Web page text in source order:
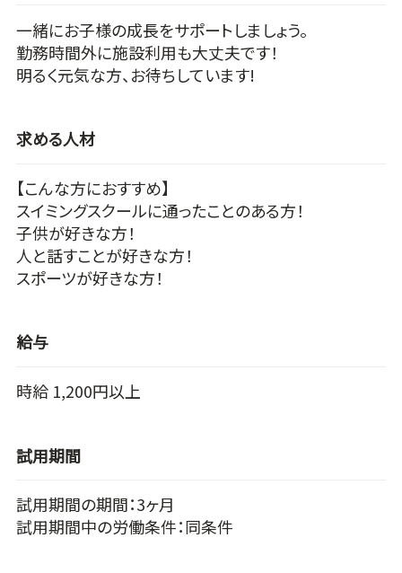
一緒にお子様の成長をサポートしましょう。
勤務時間外に施設利用も大丈夫です！
明るく元気な方、お待ちしています!
求める人材
【こんな方におすすめ】
スイミングスクールに通ったことのある方！
子供が好きな方！
人と話すことが好きな方！
スポーツが好きな方！
給与
時給 1,200円以上
試用期間
試用期間の期間：3ヶ月
試用期間中の労働条件：同条件